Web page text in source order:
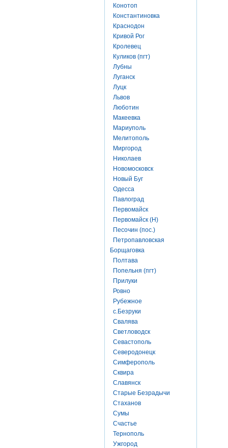
Конотоп
Константиновка
Краснодон
Кривой Рог
Кролевец
Куликов (пгт)
Лубны
Луганск
Луцк
Львов
Люботин
Макеевка
Мариуполь
Мелитополь
Миргород
Николаев
Новомосковск
Новый Буг
Одесса
Павлоград
Первомайск
Первомайск (Н)
Песочин (пос.)
Петропавловская
Борщаговка
Полтава
Попельня (пгт)
Прилуки
Ровно
Рубежное
с.Безруки
Свалява
Светловодск
Севастополь
Северодонецк
Симферополь
Сквира
Славянск
Старые Безрадычи
Стаханов
Сумы
Счастье
Тернополь
Ужгород